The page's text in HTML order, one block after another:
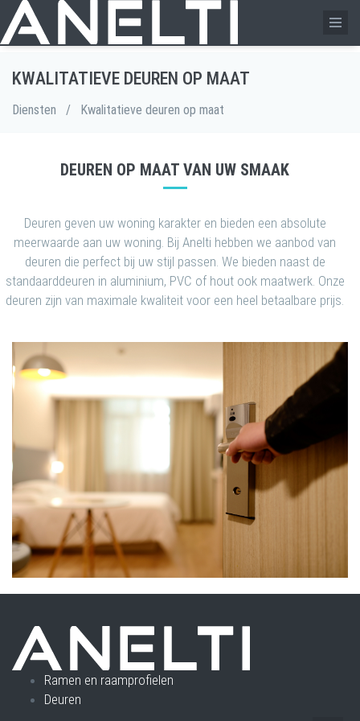
KWALITATIEVE DEUREN OP MAAT
Diensten / Kwalitatieve deuren op maat
DEUREN OP MAAT VAN UW SMAAK
Deuren geven uw woning karakter en bieden een absolute
meerwaarde aan uw woning. Bij Anelti hebben we aanbod van
deuren die perfect bij uw stijl passen. We bieden naast de
standaarddeuren in aluminium, PVC of hout ook maatwerk. Onze
deuren zijn van maximale kwaliteit voor een heel betaalbare prijs.
Ramen en raamprofielen
Deuren